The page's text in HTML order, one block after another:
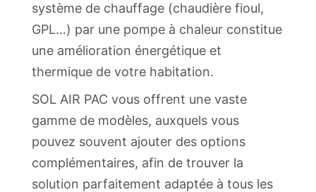
système de chauffage (chaudière fioul,
GPL…) par une pompe à chaleur constitue
une amélioration énergétique et
thermique de votre habitation.
SOL AIR PAC vous offrent une vaste
gamme de modèles, auxquels vous
pouvez souvent ajouter des options
complémentaires, afin de trouver la
solution parfaitement adaptée à tous les